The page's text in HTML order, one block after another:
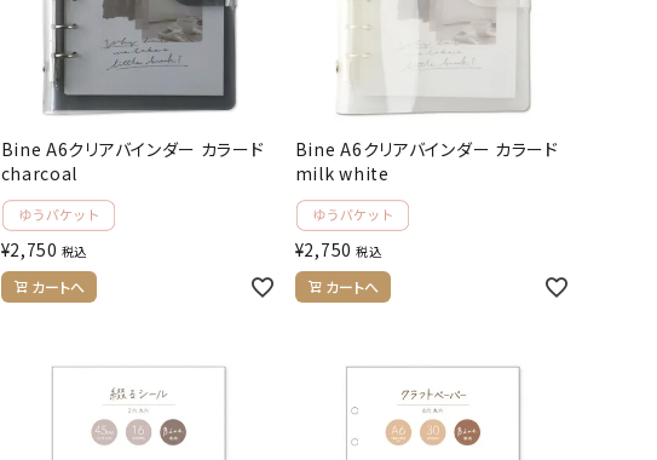
Bine A6クリアバインダー カラード
charcoal
¥2,750 税込
カートへ
Bine A6クリアバインダー カラード
milk white
¥2,750 税込
カートへ